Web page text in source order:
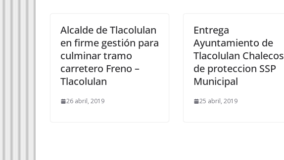
Alcalde de Tlacolulan
en firme gestión para
culminar tramo
carretero Freno –
Tlacolulan
26 abril, 2019
Entrega
Ayuntamiento de
Tlacolulan Chalecos
de proteccion SSP
Municipal
25 abril, 2019